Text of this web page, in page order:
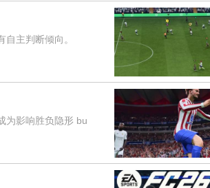
主判断倾向。
影响胜负隐形 bu